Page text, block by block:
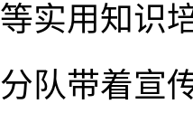
等实用知识
分队带着宣